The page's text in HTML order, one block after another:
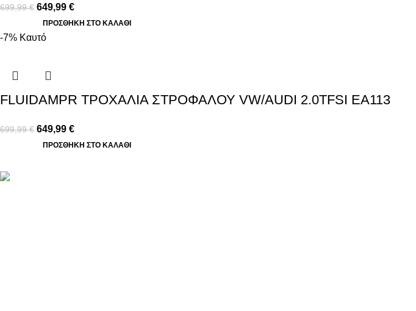
699,99€ 649,99 €
ΠΡΟΣΘΉΚΗ ΣΤΟ ΚΑΛΆΘΙ
-7% Καυτό
FLUIDAMPR ΤΡΟΧΑΛΙΑ ΣΤΡΟΦΑΛΟΥ VW/AUDI 2.0TFSI EA113
699,99€ 649,99 €
ΠΡΟΣΘΉΚΗ ΣΤΟ ΚΑΛΆΘΙ